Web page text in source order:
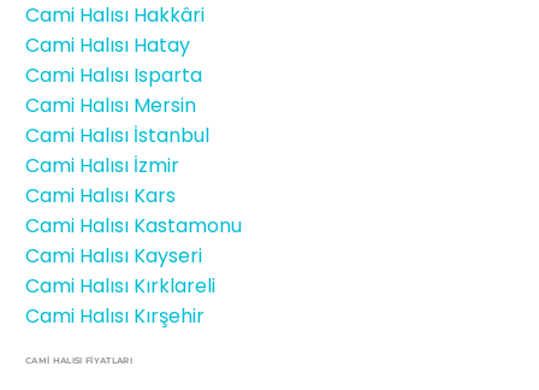
Cami Halısı Hakkâri
Cami Halısı Hatay
Cami Halısı Isparta
Cami Halısı Mersin
Cami Halısı İstanbul
Cami Halısı İzmir
Cami Halısı Kars
Cami Halısı Kastamonu
Cami Halısı Kayseri
Cami Halısı Kırklareli
Cami Halısı Kırşehir
CAMİ HALISI FIYATLARI